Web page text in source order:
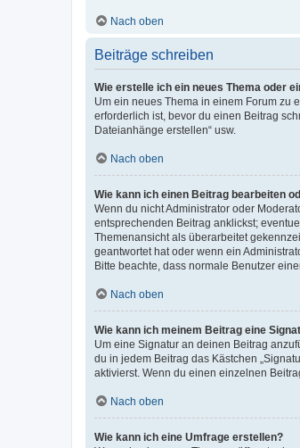
Nach oben
Beiträge schreiben
Wie erstelle ich ein neues Thema oder
Um ein neues Thema in einem Forum zu
erforderlich ist, bevor du einen Beitrag
Dateianhänge erstellen“ usw.
Nach oben
Wie kann ich einen Beitrag bearbeiten
Wenn du nicht Administrator oder
entsprechenden Beitrag anklickst;
Themenansicht als überarbeitet
geantwortet hat oder wenn ein
Bitte beachte, dass normale Benutzer
Nach oben
Wie kann ich meinem Beitrag eine
Um eine Signatur an deinen Beitrag
du in jedem Beitrag das Kästchen
aktivierst. Wenn du einen einzelnen
Nach oben
Wie kann ich eine Umfrage erstellen?